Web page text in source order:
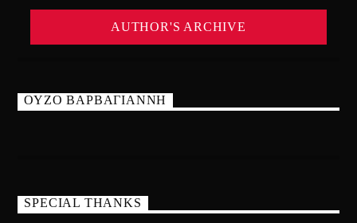
AUTHOR'S ARCHIVE
ΟΥΖΟ ΒΑΡΒΑΓΙΑΝΝΗ
SPECIAL THANKS